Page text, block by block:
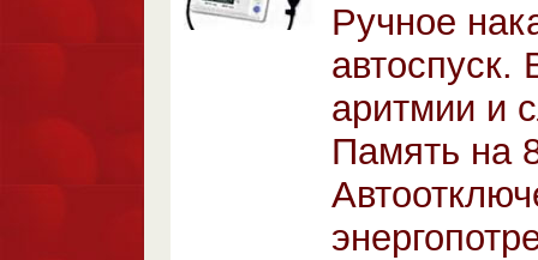
Ручное
автоспуск.
аритмии и
Память на